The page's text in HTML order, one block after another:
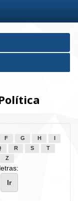
F G H
R S
T
Z